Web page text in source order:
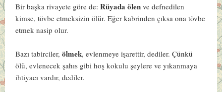
Bir başka rivayete göre de:Rüyada ölen ve defnedilen
kimse, tövbe etmeksizin ölür. Eğer kabrinden çıksa ona tövbe
etmek nasip olur.
Bazı tabirciler,ölmek, evlenmeye işarettir, dediler. Çünkü
ölü, evlenecek şahıs gibi hoş kokulu şeylere ve yıkanmaya
ihtiyacı vardır, dediler.